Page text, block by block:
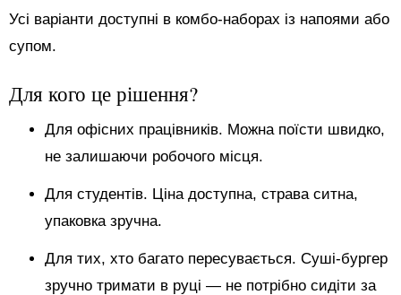
Усі варіанти доступні в комбо-наборах із напоями або
супом.
Для кого це рішення?
Для офісних працівників. Можна поїсти швидко,
не залишаючи робочого місця.
Для студентів. Ціна доступна, страва ситна,
упаковка зручна.
Для тих, хто багато пересувається. Суші-бургер
зручно тримати в руці — не потрібно сидіти за